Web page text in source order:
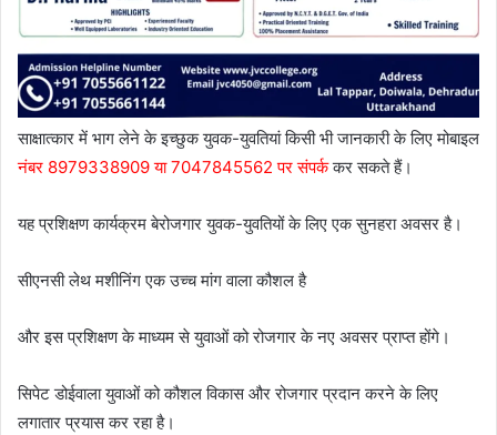
साक्षात्कार में भाग लेने के इच्छुक युवक-युवतियां किसी भी जानकारी के लिए मोबाइल
नंबर 8979338909 या 7047845562 पर संपर्ककर सकते हैं।
यह प्रशिक्षण कार्यक्रम बेरोजगार युवक-युवतियों के लिए एक सुनहरा अवसर है।
सीएनसी लेथ मशीनिंग एक उच्च मांग वाला कौशल है
और इस प्रशिक्षण के माध्यम से युवाओं को रोजगार के नए अवसर प्राप्त होंगे।
सिपेट डोईवाला युवाओं को कौशल विकास और रोजगार प्रदान करने के लिए
लगातार प्रयास कर रहा है।